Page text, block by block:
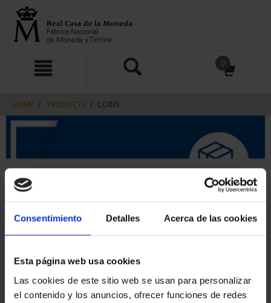
Consentimiento Detalles Acerca de las cookies
Esta página web usa cookies
Las cookies de este sitio web se usan para personalizar
el contenido y los anuncios, ofrecer funciones de redes
navigation
0
HOME PRODUCTS COINS